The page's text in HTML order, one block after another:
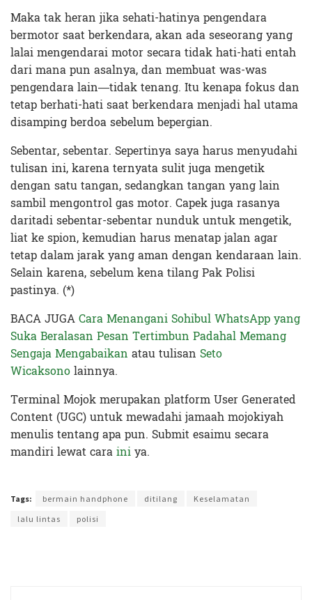
Maka tak heran jika sehati-hatinya pengendara
bermotor saat berkendara, akan ada seseorang yang
lalai mengendarai motor secara tidak hati-hati entah
dari mana pun asalnya, dan membuat was-was
pengendara lain—tidak tenang. Itu kenapa fokus dan
tetap berhati-hati saat berkendara menjadi hal utama
disamping berdoa sebelum bepergian.
Sebentar, sebentar. Sepertinya saya harus menyudahi
tulisan ini, karena ternyata sulit juga mengetik
dengan satu tangan, sedangkan tangan yang lain
sambil mengontrol gas motor. Capek juga rasanya
daritadi sebentar-sebentar nunduk untuk mengetik,
liat ke spion, kemudian harus menatap jalan agar
tetap dalam jarak yang aman dengan kendaraan lain.
Selain karena, sebelum kena tilang Pak Polisi
pastinya. (*)
BACA JUGACara Menangani Sohibul WhatsApp yang
Suka Beralasan Pesan Tertimbun Padahal Memang
Sengaja Mengabaikan atau tulisan Seto
Wicaksonolainnya.
Terminal Mojok merupakan platform User Generated
Content (UGC) untuk mewadahi jamaah mojokiyah
menulis tentang apa pun. Submit esaimu secara
mandiri lewat carainiya.
Tags: bermain handphone ditilang
Keselamatan
lalu lintas
polisi